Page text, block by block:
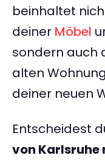
beinhaltet
deiner Möbel
sondern auch
alten
deiner neuen
Entscheidest
von Karlsruhe